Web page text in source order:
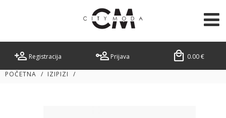
Registracija Prijava 0.00€
POČETNA / IZIPIZI /